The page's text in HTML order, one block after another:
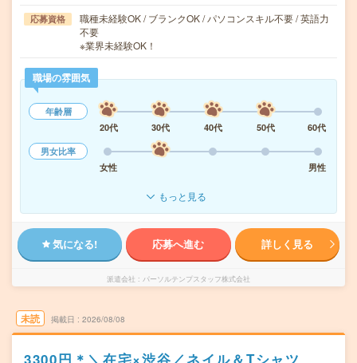
応募資格
職種未経験OK / ブランクOK / パソコンスキル不要 / 英語力
不要
※業界未経験OK！
職場の雰囲気
年齢層
20代
30代 40代 50代
60代
男女比率
女性
男性
もっと見る
気になる! 応募へ進む 詳しく見る
派遣会社 パーソルテンプスタッフ株式会社
未読 掲載日 2026/08/08
3300円＊＼在宅×渋谷／ネイル＆Tシャツ